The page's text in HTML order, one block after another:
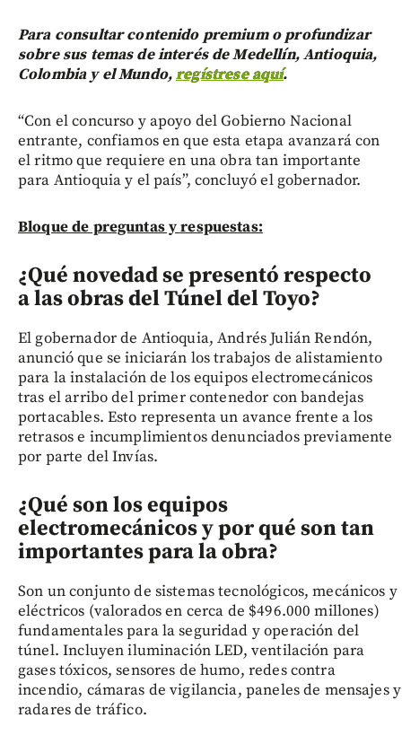
Para consultar contenido premium o profundizar
sobre sus temas de interés de Medellín, Antioquia,
Colombia y el Mundo,regístrese aquí.
“Con el concurso y apoyo del Gobierno Nacional
entrante, confiamos en que esta etapa avanzará con
el ritmo que requiere en una obra tan importante
para Antioquia y el país”, concluyó el gobernador.
Bloque de preguntas y respuestas:
¿Qué novedad se presentó respecto
a las obras del Túnel del Toyo?
El gobernador de Antioquia, Andrés Julián Rendón,
anunció que se iniciarán los trabajos de alistamiento
para la instalación de los equipos electromecánicos
tras el arribo del primer contenedor con bandejas
portacables. Esto representa un avance frente a los
retrasos e incumplimientos denunciados previamente
por parte del Invías.
¿Qué son los equipos
electromecánicos y por qué son tan
importantes para la obra?
Son un conjunto de sistemas tecnológicos, mecánicos y
eléctricos (valorados en cerca de $496.000 millones)
fundamentales para la seguridad y operación del
túnel. Incluyen iluminación LED, ventilación para
gases tóxicos, sensores de humo, redes contra
incendio, cámaras de vigilancia, paneles de mensajes y
radares de tráfico.